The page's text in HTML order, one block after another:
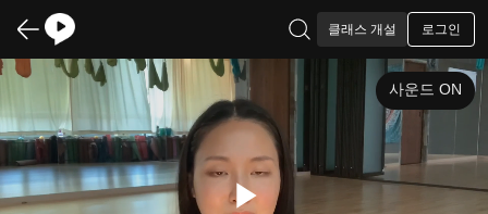
클래스 개설 로그인
사운드 ON